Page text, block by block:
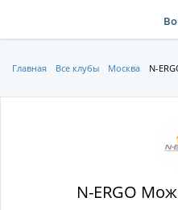
Главная Все клубы Москва N-
N-ERGO